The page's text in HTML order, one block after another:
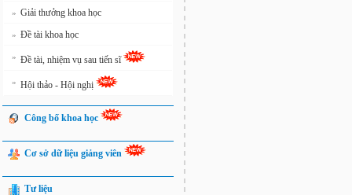
» Giải thưởng khoa học
» Đề tài khoa học
» Đề tài, nhiệm vụ sau tiến sĩ
» Hội thảo - Hội nghị
Công bố khoa học
Cơ sở dữ liệu giảng viên
Tư liệu